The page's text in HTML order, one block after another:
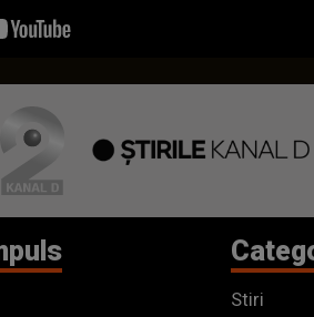
Stiri